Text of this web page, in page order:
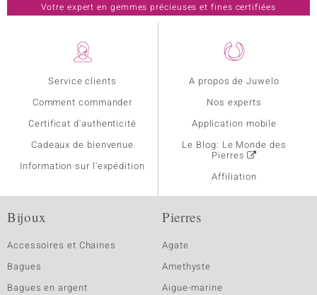
Service clients
Comment commander
Certificat d'authenticité
Cadeaux de bienvenue
Information sur l'expédition
A propos de Juwelo
Nos experts
Application mobile
Le Blog: Le Monde des
Pierres
Affiliation
Votre expert en gemmes précieuses et fines certifiées
Bijoux
Accessoires et Chaines
Bagues
Bagues en argent
Pierres
Agate
Amethyste
Aigue-marine